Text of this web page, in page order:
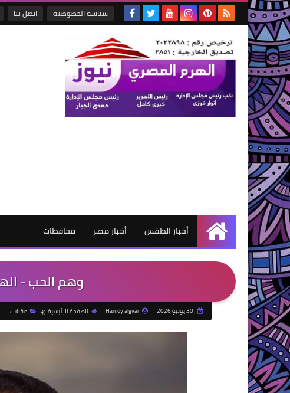
سياسة الخصوصية اتصل بنا
الرئيسية
أخبار الطقس أخبار مصر محافظات
وهم الحب -
30 يونيو 2026 Hamdy algyar الصفحة الرئيسية مقالات